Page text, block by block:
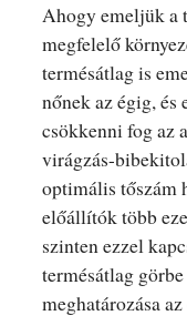
Ahogy emeljük a
megfelelő
termésátlag is
nőnek az égig,
csökkenni fog az
virágzás-
optimális tőszám
előállítók több
szinten ezzel
termésátlag
meghatározása